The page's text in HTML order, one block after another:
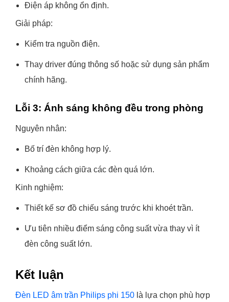
Điện áp không ổn định.
Giải pháp:
Kiểm tra nguồn điện.
Thay driver đúng thông số hoặc sử dụng sản phẩm
chính hãng.
Lỗi 3: Ánh sáng không đều trong phòng
Nguyên nhân:
Bố trí đèn không hợp lý.
Khoảng cách giữa các đèn quá lớn.
Kinh nghiệm:
Thiết kế sơ đồ chiếu sáng trước khi khoét trần.
Ưu tiên nhiều điểm sáng công suất vừa thay vì ít
đèn công suất lớn.
Kết luận
Đèn LED âm trần Philips phi 150 là lựa chọn phù hợp